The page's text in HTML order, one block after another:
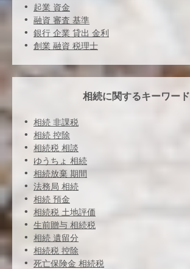
起業 資金
融資 審査 基準
銀行 企業 貸出 金利
創業 融資 税理士
相続に関するキーワード
相続 非課税
相続 控除
相続税 相談
ゆうちょ 相続
相続放棄 期間
法務局 相続
相続 預金
相続税 土地評価
生前贈与 相続税
相続 遺留分
相続税 控除
死亡保険金 相続税